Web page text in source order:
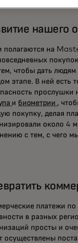
нашего
полагаются на
чтобы дать
этапе. В ней есть
прослушки
и биометрии ,
покупку, делая
около 4
с тем, с чего
платежи
в разных
просты и
осуществлены